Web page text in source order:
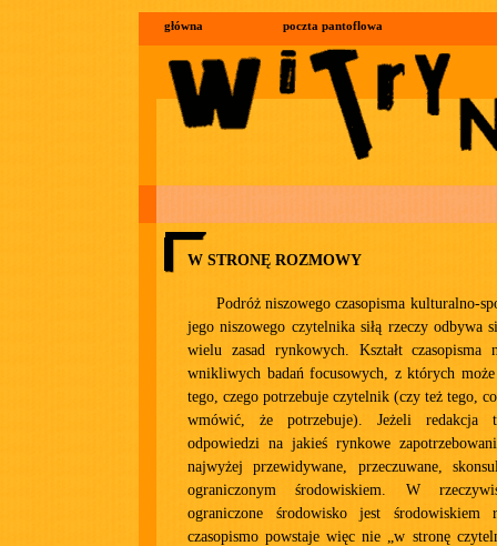
główna poczta pantoflowa
W STRONĘ ROZMOWY
Podróż niszowego czasopisma kulturalno-
jego niszowego czytelnika siłą rzeczy odbywa
wielu zasad rynkowych. Kształt
wnikliwych badań focusowych, z których
tego, czego potrzebuje czytelnik (czy też tego,
wmówić, że potrzebuje). Jeżeli redakcja
odpowiedzi na jakieś rynkowe
najwyżej przewidywane, przeczuwane,
ograniczonym środowiskiem. W
ograniczone środowisko jest środowiskiem
czasopismo powstaje więc nie „w stronę